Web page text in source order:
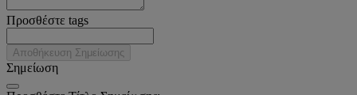
Προσθέστε tags
Αποθήκευση Σημείωσης
Σημείωση